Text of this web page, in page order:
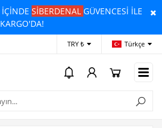
İÇİNDESİBERDENALGÜVENCESİ İLE
KARGO'DA!
Ödeme Bildirimi
TRY ₺ Türkçe